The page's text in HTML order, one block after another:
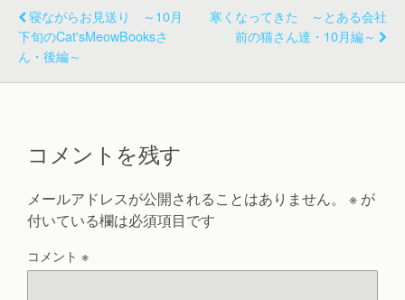
寝ながらお見送り ～10月
下旬のCat'sMeowBooksさ
ん・後編～
寒くなってきた ～とある会社
前の猫さん達・10月編～
コメントを残す
メールアドレスが公開されることはありません。 ※ が
付いている欄は必須項目です
コメント ※